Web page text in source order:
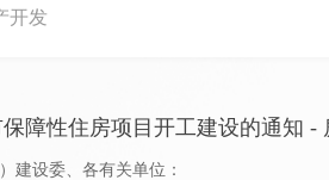
开发
障性住房项目开工建设的通知 -
建设委、各有关单位：